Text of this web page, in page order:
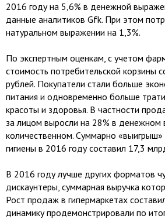
2016 году на 5,6% в денежной
данные аналитиков Gfk. При этом
натуральном выражении на 1,3%.
По экспертным оценкам, с учетом
стоимость потребительской корзины
рублей. Покупатели стали больше
питания и одновременно больше
красоты и здоровья. В частности
за лицом выросли на 28% в денежном
количественном. Суммарно
гигиены в 2016 году составил 17,3
В 2016 году лучше других форматов
дискаунтеры, суммарная выручка
Рост продаж в гипермаркетах
динамику продемонстрировали по